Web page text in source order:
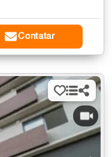
Contatar